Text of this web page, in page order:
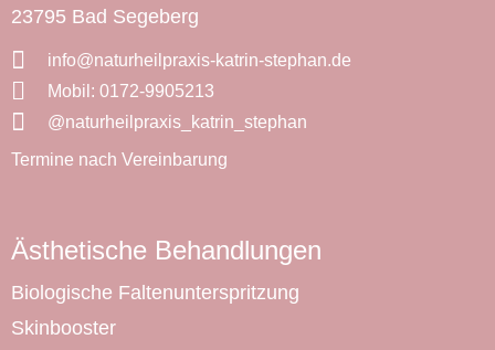
23795 Bad Segeberg
info@naturheilpraxis-katrin-stephan.de
Mobil: 0172-9905213
@naturheilpraxis_­katrin_stephan
Termine nach Vereinbarung
Ästhetische Behandlungen
Biologische Faltenunterspritzung
Skinbooster